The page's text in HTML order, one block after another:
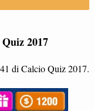
2017
di Calcio Quiz 2017.